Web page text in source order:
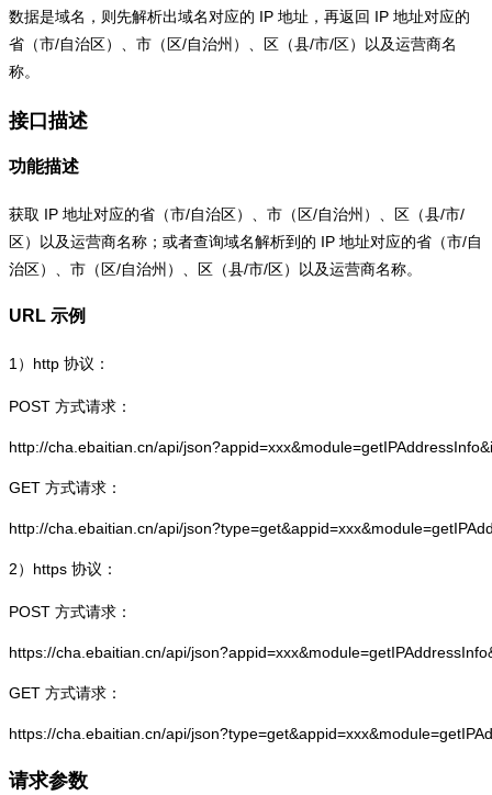
数据是域名，则先解析出域名对应的 IP 地址，再返回 IP 地址对应的
省（市/自治区）、市（区/自治州）、区（县/市/区）以及运营商名
称。
接口描述
功能描述
获取 IP 地址对应的省（市/自治区）、市（区/自治州）、区（县/市/
区）以及运营商名称；或者查询域名解析到的 IP 地址对应的省（市/自
治区）、市（区/自治州）、区（县/市/区）以及运营商名称。
URL 示例
1） http 协议：
POST 方式请求：
http://cha.ebaitian.cn/api/
GET 方式请求：
http://cha.ebaitian.cn/api/
2） https 协议：
POST 方式请求：
https://cha.ebaitian.cn/api/
GET 方式请求：
https://cha.ebaitian.cn/api/
请求参数